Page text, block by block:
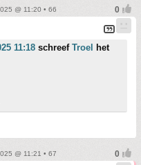
@ 11:20 • 66
11:18 schreef Troel
het
@ 11:21 • 67